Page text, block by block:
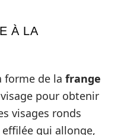
À LA
forme de la frange
pour obtenir
visages ronds
qui allonge,